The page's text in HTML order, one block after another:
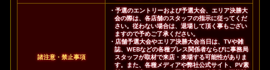
諸注意・禁止事項
・予選のエントリーおよび予選大会、エリア決勝大
会の際は、各店舗のスタッフの指示に従ってくだ
さい。従わない場合は、退場して頂く事もござい
ますので予めご了承ください。
・店舗予選大会やエリア決勝大会当日は、TVや雑
誌、WEBなどの各種プレス関係者ならびに事務局
スタッフが取材で来店・来場する可能性がありま
す。また、各種メディアや弊社公式サイト、PV素